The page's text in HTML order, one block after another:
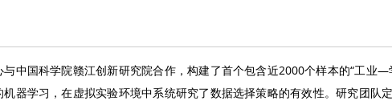
中国科学院赣江创新研究院合作，构建了首个包含近2000个样本的“工业—
器学习，在虚拟实验环境中系统研究了数据选择策略的有效性。研究团队